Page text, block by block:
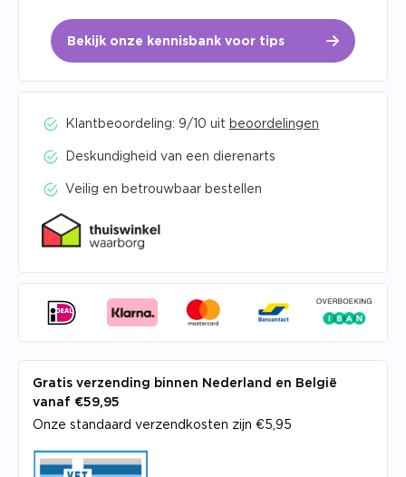
Bekijk onze kennisbank voor tips
Klantbeoordeling: 9/10 uit beoordelingen
Deskundigheid van een dierenarts
Veilig en betrouwbaar bestellen
Gratis verzending binnen Nederland en België
vanaf €59,95
Onze standaard verzendkosten zijn €5,95